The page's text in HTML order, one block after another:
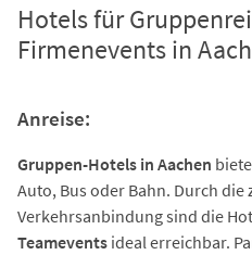
Hotels für
Firmenevents in
Anreise:
Gruppen-Hotels in Aachen
Auto, Bus oder Bahn. Durch die
Verkehrsanbindung sind die
Teamevents ideal erreichbar.